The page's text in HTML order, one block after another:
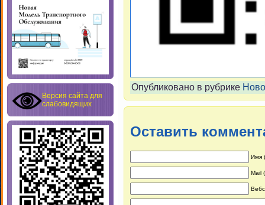
Версия сайта для
слабовидящих
Опубликовано в рубрике
Оставить
Имя
Mail